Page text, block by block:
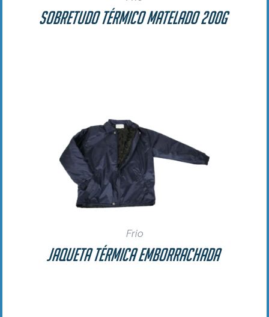
Sobretudo Térmico Matelado 200g
Frio
Jaqueta Térmica Emborrachada